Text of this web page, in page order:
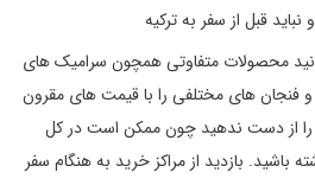
محصولات متفاوتی همچون سرامیک های
های مختلفی را با قیمت های مقرون
را از دست ندهید چون ممکن است در کل
باشید. بازدید از مراکز خرید به هنگام سفر